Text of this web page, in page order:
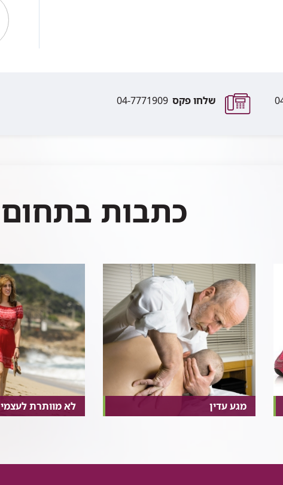
שלחו פקס 04-7771909
כתבות בתחום
מגע עדין לא מוותרת לעצמי